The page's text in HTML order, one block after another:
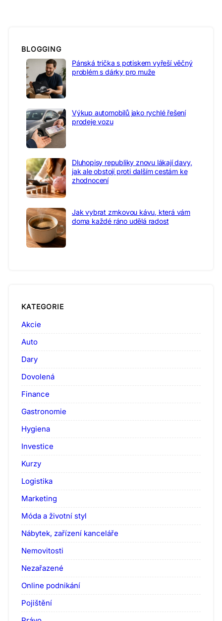
BLOGGING
Pánská trička s potiskem vyřeší věčný
problém s dárky pro muže
Výkup automobilů jako rychlé řešení
prodeje vozu
Dluhopisy republiky znovu lákají davy,
jak ale obstojí proti dalším cestám ke
zhodnocení
Jak vybrat zrnkovou kávu, která vám
doma každé ráno udělá radost
KATEGORIE
Akcie
Auto
Dary
Dovolená
Finance
Gastronomie
Hygiena
Investice
Kurzy
Logistika
Marketing
Móda a životní styl
Nábytek, zařízení kanceláře
Nemovitosti
Nezařazené
Online podnikání
Pojištění